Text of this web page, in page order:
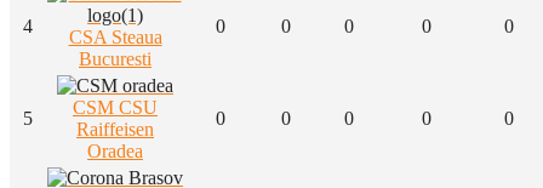
4
CSA Steaua
Bucuresti
0 0 0 0 0
5
CSM CSU
Raiffeisen
Oradea
0 0 0 0 0